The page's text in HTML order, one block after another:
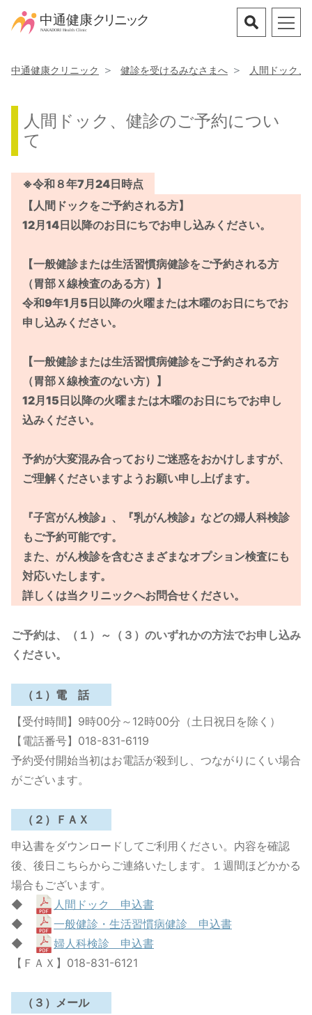
中通健康クリニック 健診を受けるみなさまへ 人間ドック
人間ドック、健診のご予約につい
て
※令和８年7月24日時点
【人間ドックをご予約される方】
12月14日以降のお日にちでお申し込みください。
【一般健診または生活習慣病健診をご予約される方
（胃部Ｘ線検査のある方）】
令和9年1月5日以降の火曜または木曜のお日にちでお
申し込みください。
【一般健診または生活習慣病健診をご予約される方
（胃部Ｘ線検査のない方）】
12月15日以降の火曜または木曜のお日にちでお申し
込みください。
予約が大変混み合っておりご迷惑をおかけしますが、
ご理解くださいますようお願い申し上げます。
『子宮がん検診』、『乳がん検診』などの婦人科検診
もご予約可能です。
また、がん検診を含むさまざまなオプション検査にも
対応いたします。
詳しくは当クリニックへお問合せください。
ご予約は、（１）～（３）のいずれかの方法でお申し込み
ください。
（１）電 話
【受付時間】9時00分～12時00分（土日祝日を除く）
【電話番号】018-831-6119
予約受付開始当初はお電話が殺到し、つながりにくい場合
がございます。
（２）ＦＡＸ
申込書をダウンロードしてご利用ください。内容を確認
後、後日こちらからご連絡いたします。１週間ほどかかる
場合もございます。
◆
人間ドック 申込書
◆
一般健診・生活習慣病健診 申込書
◆
婦人科検診 申込書
【ＦＡＸ】018-831-6121
（３）メール